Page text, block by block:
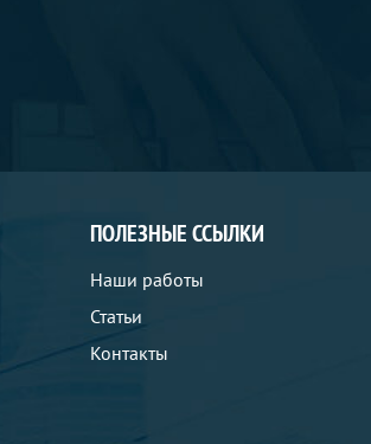
ПОЛЕЗНЫЕ ССЫЛКИ
Наши работы
Статьи
Контакты